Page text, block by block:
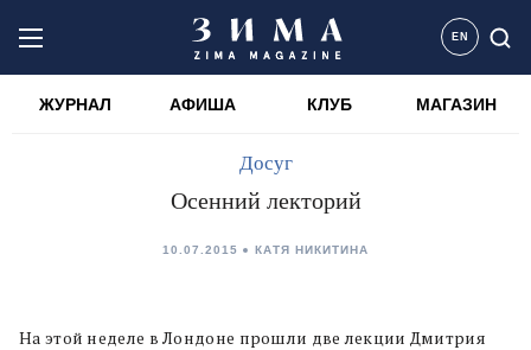
EN
ЖУРНАЛ АФИША КЛУБ МАГАЗИН
Досуг
Осенний лекторий
10.07.2015 КАТЯ НИКИТИНА
На этой неделе в Лондоне прошли две лекции Дмитрия